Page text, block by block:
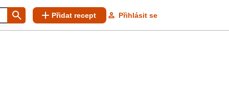
Přidat recept Přihlásit se